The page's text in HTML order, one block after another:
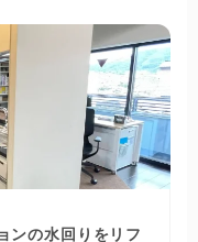
ンの水回りをリフ